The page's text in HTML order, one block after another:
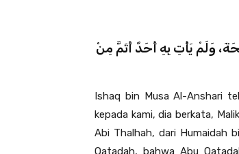
وَلَمْ يَأْتِ بِهِ أَحَدٌ أَتَمَّ مِنْ
Ishaq bin Musa Al-Anshari
kepada kami, dia berkata,
Abi Thalhah, dari Humaidah
Qatadah, bahwa Abu